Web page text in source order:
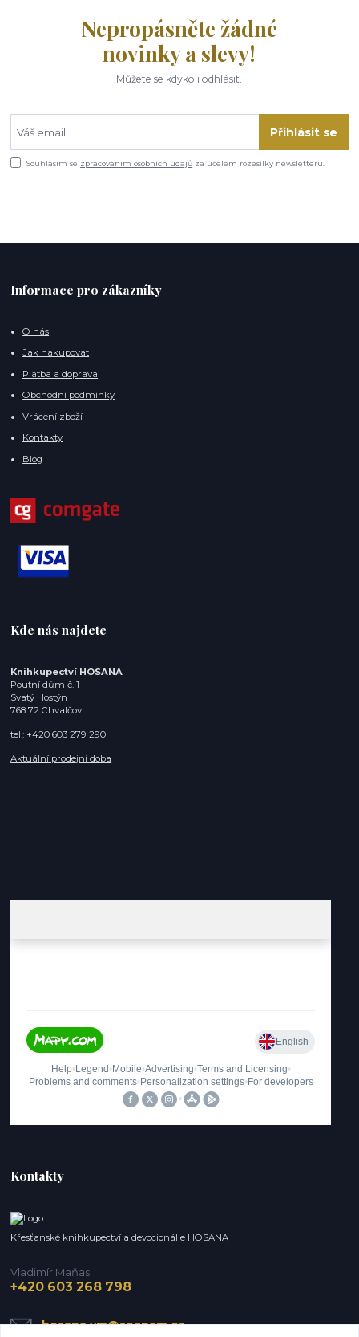
Nepropásněte žádné
novinky a slevy!
Můžete se kdykoli odhlásit.
Přihlásit se
Souhlasím se zpracováním osobních údajů za účelem rozesílky newsletteru.
Informace pro zákazníky
O nás
Jak nakupovat
Platba a doprava
Obchodní podmínky
Vrácení zboží
Kontakty
Blog
Kde nás najdete
Knihkupectví HOSANA
Poutní dům č. 1
Svatý Hostýn
768 72 Chvalčov
tel.: +420 603 279 290
Aktuální prodejní doba
Kontakty
Křesťanské knihkupectví a devocionálie HOSANA
Vladimír Maňas
+420 603 268 798
hosana.vm@seznam.cz